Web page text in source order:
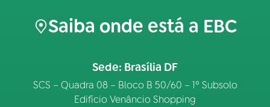
Saiba onde está a EBC
Sede: Brasília DF
SCS – Quadra 08 – Bloco B 50/60 – 1º Subsolo
Edifício Venâncio Shopping